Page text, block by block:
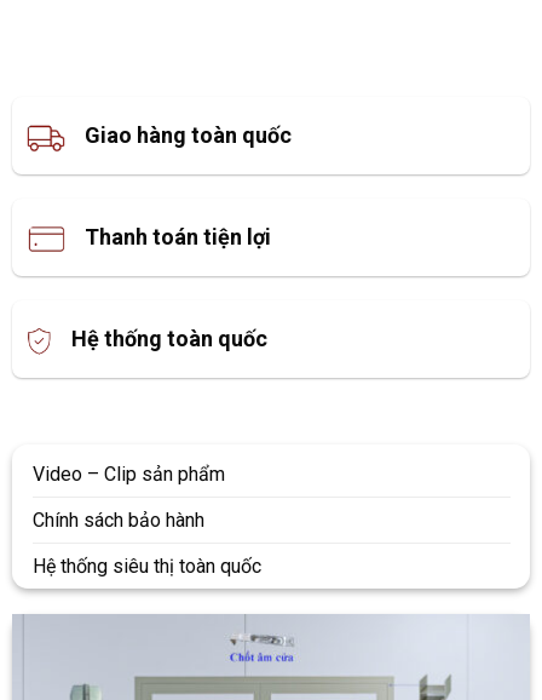
Giao hàng toàn quốc
Thanh toán tiện lợi
Hệ thống toàn quốc
Video – Clip sản phẩm
Chính sách bảo hành
Hệ thống siêu thị toàn quốc